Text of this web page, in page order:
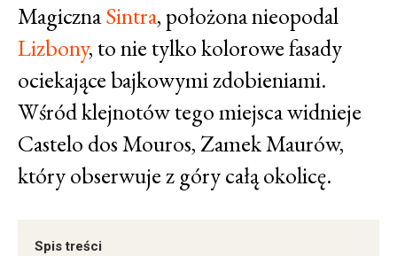
MagicznaSintra, położona nieopodal
Lizbony, to nie tylko kolorowe fasady
ociekające bajkowymi zdobieniami.
Wśród klejnotów tego miejsca widnieje
Castelo dos Mouros, Zamek Maurów,
który obserwuje z góry całą okolicę.
Spis treści